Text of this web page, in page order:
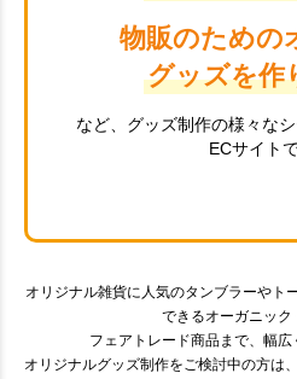
物販のための
グッズを作
など、グッズ制作の様々な
ECサイトで
オリジナル雑貨に人気のタンブラーやト
できるオーガニック
フェアトレード商品まで、幅広
オリジナルグッズ制作をご検討中の方は